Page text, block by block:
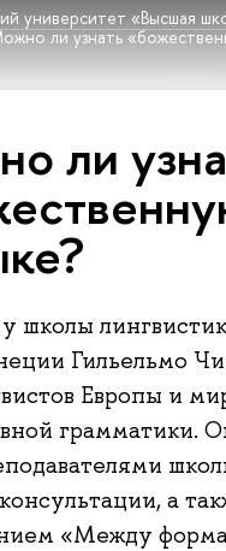
университет «Высшая
ли узнать
ли
школы
Гильельмо
Европы и
грамматики.
а
«Между